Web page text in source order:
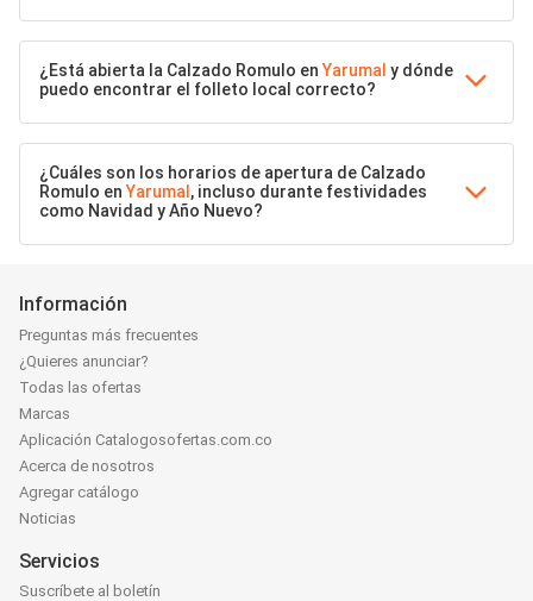
¿Está abierta la Calzado Romulo enYarumal y dónde
puedo encontrar el folleto local correcto?
¿Cuáles son los horarios de apertura de Calzado
Romulo enYarumal , incluso durante festividades
como Navidad y Año Nuevo?
Información
Preguntas más frecuentes
¿Quieres anunciar?
Todas las ofertas
Marcas
Aplicación Catalogosofertas.com.co
Acerca de nosotros
Agregar catálogo
Noticias
Servicios
Suscríbete al boletín